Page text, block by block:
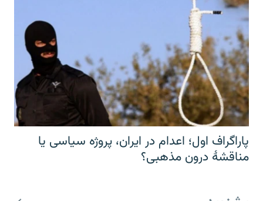
پاراگراف اول؛ اعدام در ایران، پروژه سیاسی یا
مناقشهٔ درون مذهبی؟